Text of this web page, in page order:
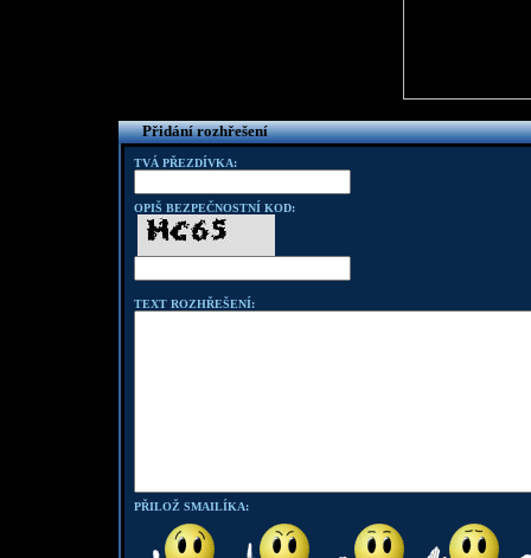
Přidání rozhřešení
TVÁ PŘEZDÍVKA:
OPIŠ BEZPEČNOSTNÍ KOD:
TEXT ROZHŘEŠENÍ:
PŘILOŽ SMAILÍKA: